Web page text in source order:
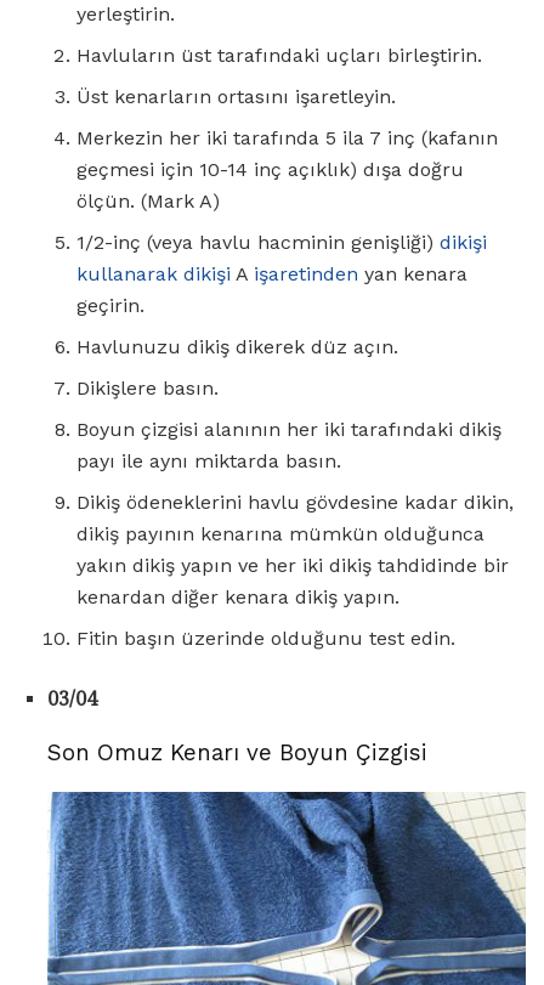
yerleştirin.
Havluların üst tarafındaki uçları birleştirin.
Üst kenarların ortasını işaretleyin.
Merkezin her iki tarafında 5 ila 7 inç (kafanın
geçmesi için 10-14 inç açıklık) dışa doğru
ölçün. (Mark A)
1/2-inç (veya havlu hacminin genişliği) dikişi
kullanarak dikişi A işaretinden yan kenara
geçirin.
Havlunuzu dikiş dikerek düz açın.
Dikişlere basın.
Boyun çizgisi alanının her iki tarafındaki dikiş
payı ile aynı miktarda basın.
Dikiş ödeneklerini havlu gövdesine kadar dikin,
dikiş payının kenarına mümkün olduğunca
yakın dikiş yapın ve her iki dikiş tahdidinde bir
kenardan diğer kenara dikiş yapın.
Fitin başın üzerinde olduğunu test edin.
03/04
Son Omuz Kenarı ve Boyun Çizgisi